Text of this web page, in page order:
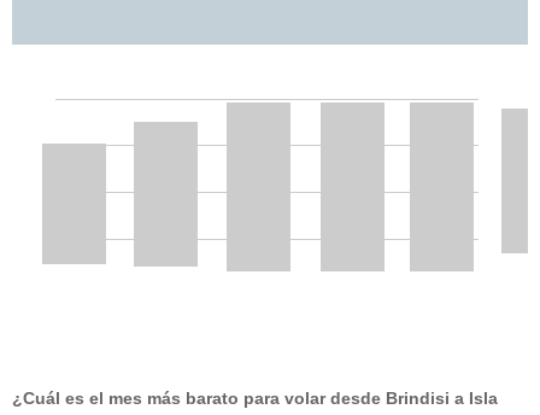
¿Cuál es el mes más barato para volar desde Brindisi a Isla